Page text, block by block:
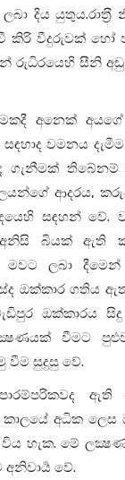
දිය යුතුය.රාත‍්‍රී
වී කිරි වීදුරුවක් හෝ
රුධිරයෙහි සීනි
අනෙක් අයගේ
වමනය
ගැනීමක් තිබේනම්
ආදරය,
සඳහන් වේ.
බියක් ඇති
මවට ලබා
ඔක්කාර ගතිය
ඔක්කාරය
වීමට
වීම සුදුසු වේ.
ඇති
අධික ලෙස
හැක. මේ
වේ.